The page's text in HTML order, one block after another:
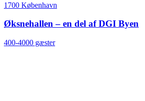
1700 København
Øksnehallen – en del af DGI Byen
400-4000 gæster